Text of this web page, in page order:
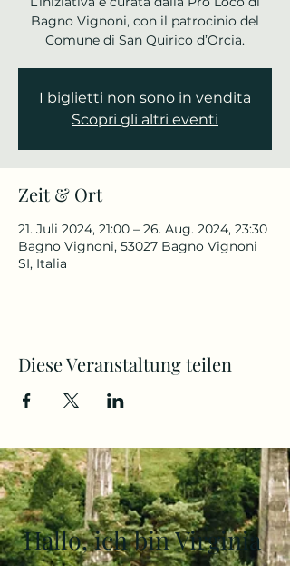
Bagno Vignoni, con il patrocinio del
Comune di San Quirico d’Orcia.
I biglietti non sono in vendita
Scopri gli altri eventi
Zeit & Ort
21. Juli 2024, 21:00 – 26. Aug. 2024, 23:30
Bagno Vignoni, 53027 Bagno Vignoni
SI, Italia
Diese Veranstaltung teilen
Hallo, ich bin Virginia